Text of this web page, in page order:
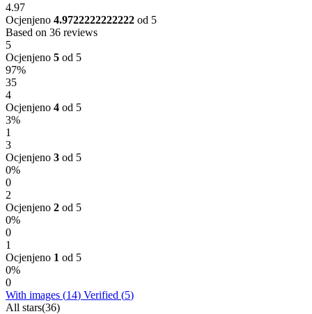
4.97
Ocjenjeno 4.9722222222222 od 5
Based on 36 reviews
5
Ocjenjeno 5 od 5
97%
35
4
Ocjenjeno 4 od 5
3%
1
3
Ocjenjeno 3 od 5
0%
0
2
Ocjenjeno 2 od 5
0%
0
1
Ocjenjeno 1 od 5
0%
0
With images (14) Verified (5)
All stars(36)